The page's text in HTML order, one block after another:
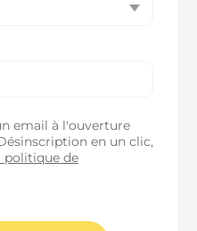
email à l'ouverture
en un clic,
politique de